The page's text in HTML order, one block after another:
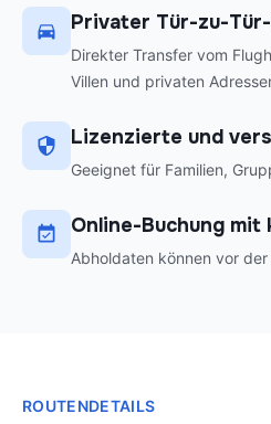
Privater Tür-zu-
Direkter Transfer vom
Villen und privaten
Lizenzierte und
Geeignet für Familien,
Online-Buchung mit
Abholdaten können vor
ROUTENDETAILS